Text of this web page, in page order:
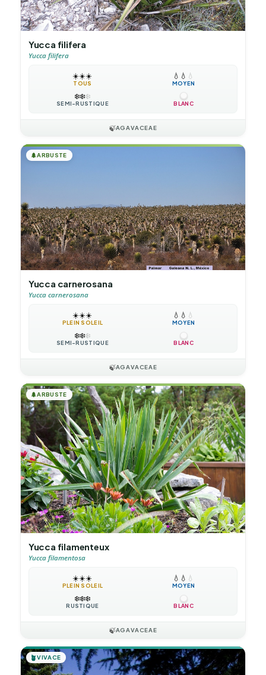
Yucca filifera
Yucca filifera
☀️☀️☀️
TOUS
💧 💧 💧
MOYEN
❄️❄️❄️
SEMI-RUSTIQUE BLANC
🍃AGAVACEAE
🌲ARBUSTE
Yucca carnerosana
Yucca carnerosana
☀️☀️☀️
PLEIN SOLEIL
💧 💧 💧
MOYEN
❄️❄️❄️
SEMI-RUSTIQUE BLANC
🍃AGAVACEAE
🌲ARBUSTE
Yucca filamenteux
Yucca filamentosa
☀️☀️☀️
PLEIN SOLEIL
💧 💧 💧
MOYEN
❄️❄️❄️
RUSTIQUE BLANC
🍃AGAVACEAE
🪴VIVACE